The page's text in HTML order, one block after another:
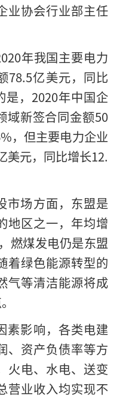
业协会行业部主任
年我国主要电力
78.5亿美元，同比
是，2020年中国企
域新签合同金额50
，但主要电力企业
美元，同比增长12.
市场方面，东盟是
地区之一，年均增
燃煤发电仍是东盟
着绿色能源转型的
气等清洁能源将成
素影响，各类电建
、资产负债率等方
火电、水电、送变
营业收入均实现不